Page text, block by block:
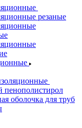
резаные
пенополистирол
оболочка для труб